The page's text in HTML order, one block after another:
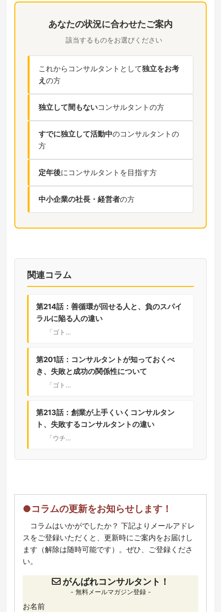
あなたの状況に合わせたご案内
該当するものをお選びください
これからコンサルタントとして独立をお考
えの方
独立して間もないコンサルタントの方
すでに独立して活動中のコンサルタントの
方
定年後にコンサルタントを目指す方
中小企業の社長・経営者の方
関連コラム
第214話：善循環が回せる人と、負のスパイ
ラルに陥る人の違い
「ゴト…
第201話：コンサルタントが知っておくべ
き、失敗と成功の関係性について
「ゴト…
第213話：創業が上手くいくコンサルタン
ト、失敗するコンサルタントの違い
「ウチ…
●コラムの更新をお知らせします！
コラムはいかがでしたか？ 下記よりメールアドレ
スをご登録いただくと、更新時にご案内をお届けし
ます（解除は随時可能です）。ぜひ、ご登録くださ
い。
がんばれコンサルタント！
- 無料メールマガジン登録 -
お名前